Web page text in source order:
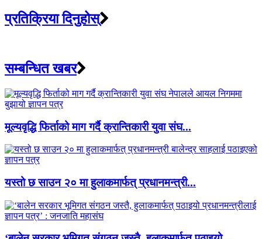
प्रतिक्रिया दिनुहोस्
सम्बन्धित खबर
मूल्यवृद्धि फिर्ताको माग गर्दै क्रान्तिकारी युवा संघ...
यस्तो छ साउन २० मा हुलाकमार्फत् प्रधानमन्त्री...